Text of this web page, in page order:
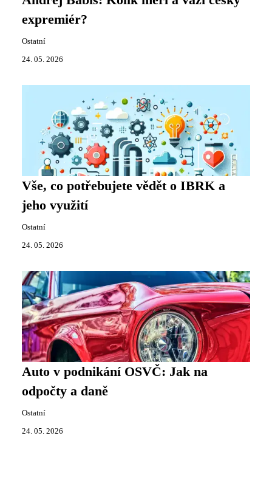
expremiér?
Ostatní
24. 05. 2026
Vše, co potřebujete vědět o IBRK a
jeho využití
Ostatní
24. 05. 2026
Auto v podnikání OSVČ: Jak na
odpočty a daně
Ostatní
24. 05. 2026